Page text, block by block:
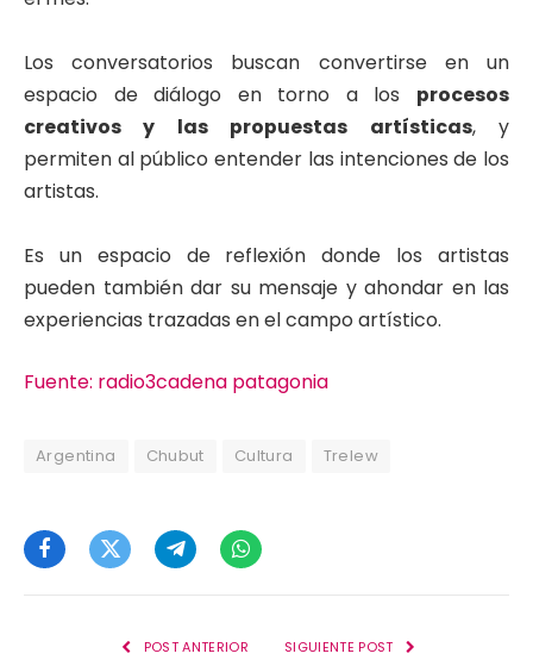
Los conversatorios buscan convertirse en un
espacio de diálogo en torno a los procesos
creativos y las propuestas artísticas, y
permiten al público entender las intenciones de los
artistas.
Es un espacio de reflexión donde los artistas
pueden también dar su mensaje y ahondar en las
experiencias trazadas en el campo artístico.
Fuente: radio3cadena patagonia
Argentina Chubut Cultura Trelew
FacebookTwitterTelegramWhatsApp
POST ANTERIOR SIGUIENTE POST